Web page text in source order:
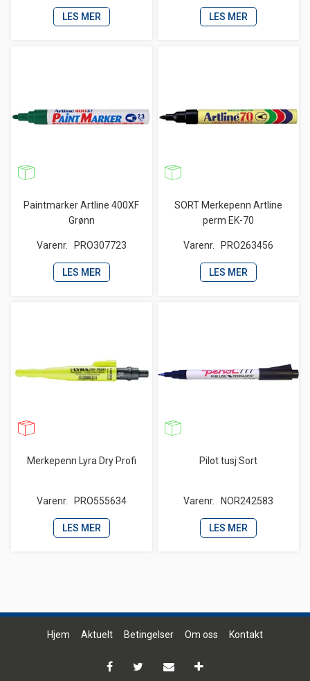
LES MER LES MER
Paintmarker Artline 400XF
Grønn
Varenr. PRO307723
LES MER
SORT Merkepenn Artline
perm EK-70
Varenr. PRO263456
LES MER
Merkepenn Lyra Dry Profi
Varenr. PRO555634
LES MER
Pilot tusj Sort
Varenr. NOR242583
LES MER
Hjem Aktuelt Betingelser Om oss Kontakt